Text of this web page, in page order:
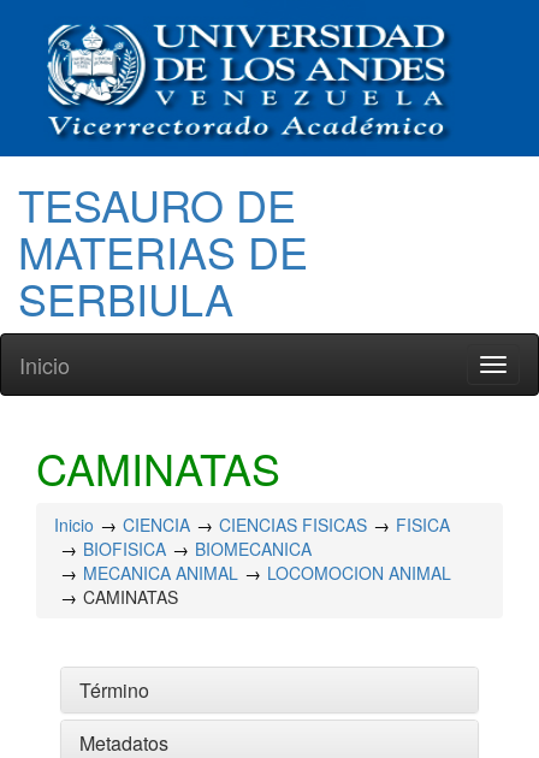
TESAURO DE
MATERIAS DE
SERBIULA
Inicio
CAMINATAS
Inicio CIENCIA CIENCIAS FISICAS
FISICA
BIOFISICA
BIOMECANICA
MECANICA ANIMAL
LOCOMOCION ANIMAL
CAMINATAS
Término
Metadatos